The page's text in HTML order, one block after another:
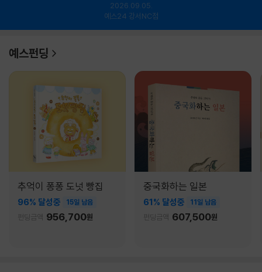
2026.09.05.
예스24 강서NC점
예스펀딩
추억이 퐁퐁 도넛 빵집
96% 달성중 15일 남음
펀딩금액 956,700원
중국화하는 일본
61% 달성중 11일 남음
펀딩금액 607,500원